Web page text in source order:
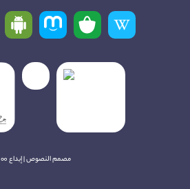
مصمم النصوص | إبداع ∞